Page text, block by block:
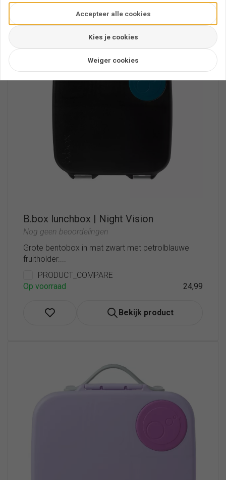
B.box lunchbox | Night Vision
Nog geen beoordelingen
Grote bentobox in mat zwart met petrolblauwe
fruitholder....
PRODUCT_COMPARE
Op voorraad
24,99
Bekijk product
Accepteer alle cookies
Kies je cookies
Weiger cookies